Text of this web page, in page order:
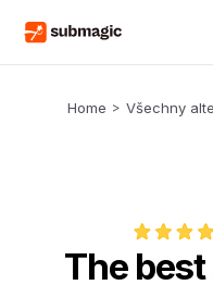
Home > Všechny
The